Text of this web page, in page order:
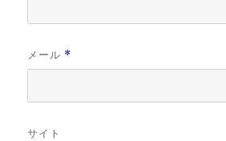
メール *
サイト